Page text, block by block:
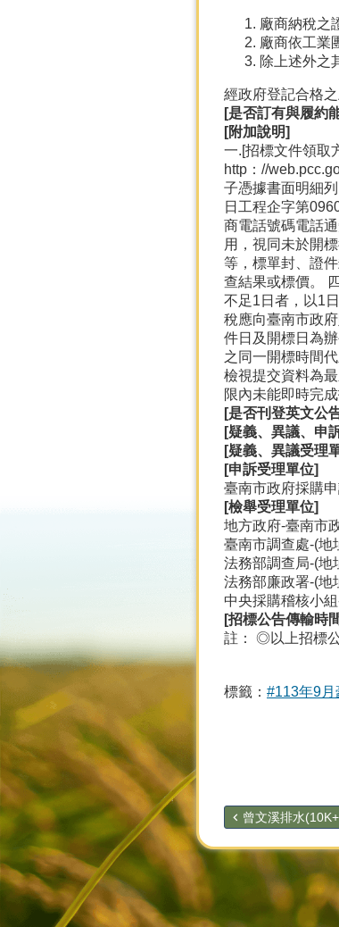
廠商納稅之
廠商依工業
除上述外之
經政府登記合格
[是否訂有與履約
[附加說明]
一.[招標文件領取
http：//
子憑據書面明細
日工程企字第
商電話號碼電話
用，視同未於開
等，標單封、證
查結果或標價。
不足1日者，以1
稅應向臺南市政
件日及開標日為
之同一開標時間
檢視提交資料為
限內未能即時完成
[是否刊登英文公
[疑義、異議、申
[疑義、異議受理
[申訴受理單位]
臺南市政府採購
[檢舉受理單位]
地方政府-臺南市
臺南市調查處-(地
法務部調查局-(地
法務部廉政署-(地
中央採購稽核小
[招標公告傳輸時
註： ◎以上招標
標籤： #113年9月
曾文溪排水